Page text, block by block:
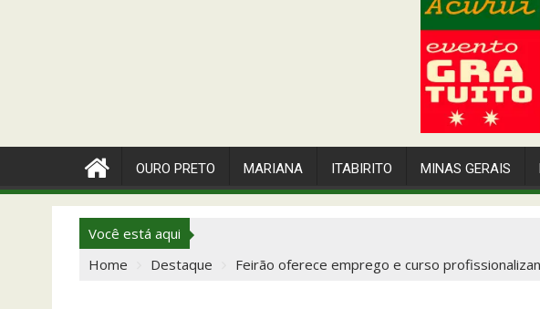
OURO PRETO MARIANA ITABIRITO MINAS GERAIS
Você está aqui
Home
Destaque Feirão oferece emprego e curso